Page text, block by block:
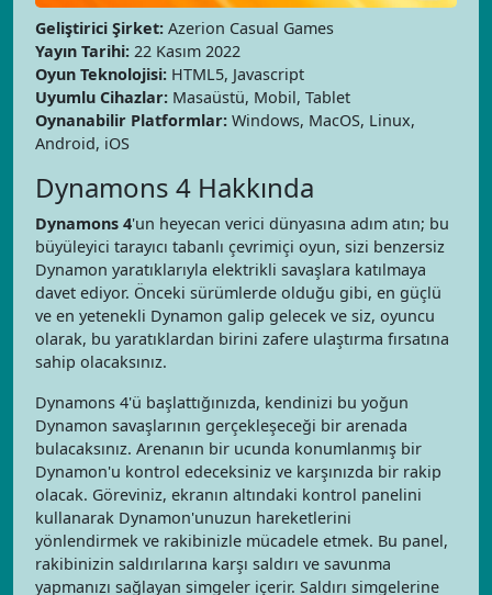
Geliştirici Şirket: Azerion Casual Games
Yayın Tarihi: 22 Kasım 2022
Oyun Teknolojisi: HTML5, Javascript
Uyumlu Cihazlar: Masaüstü, Mobil, Tablet
Oynanabilir Platformlar: Windows, MacOS, Linux,
Android, iOS
Dynamons 4 Hakkında
Dynamons 4'un heyecan verici dünyasına adım atın; bu
büyüleyici tarayıcı tabanlı çevrimiçi oyun, sizi benzersiz
Dynamon yaratıklarıyla elektrikli savaşlara katılmaya
davet ediyor. Önceki sürümlerde olduğu gibi, en güçlü
ve en yetenekli Dynamon galip gelecek ve siz, oyuncu
olarak, bu yaratıklardan birini zafere ulaştırma fırsatına
sahip olacaksınız.
Dynamons 4'ü başlattığınızda, kendinizi bu yoğun
Dynamon savaşlarının gerçekleşeceği bir arenada
bulacaksınız. Arenanın bir ucunda konumlanmış bir
Dynamon'u kontrol edeceksiniz ve karşınızda bir rakip
olacak. Göreviniz, ekranın altındaki kontrol panelini
kullanarak Dynamon'unuzun hareketlerini
yönlendirmek ve rakibinizle mücadele etmek. Bu panel,
rakibinizin saldırılarına karşı saldırı ve savunma
yapmanızı sağlayan simgeler içerir. Saldırı simgelerine